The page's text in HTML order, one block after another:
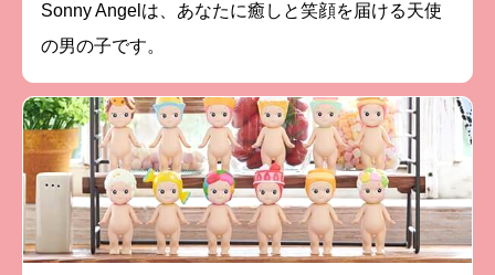
Sonny Angelは、あなたに癒しと笑顔を届ける天使
の男の子です。